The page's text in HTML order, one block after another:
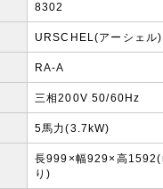
8302
URSCHEL(アーシェル)
RA-A
三相200V 50/60Hz
5馬力(3.7kW)
長999×幅929×高
り)